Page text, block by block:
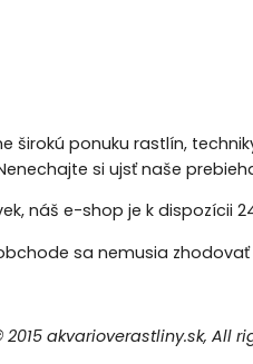
širokú ponuku rastlín,
si ujsť naše
náš e-shop je k dispozícii
sa nemusia
akvarioverastliny.sk, All